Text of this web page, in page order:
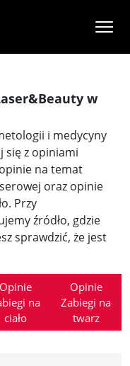
w
i medycyny
się z opiniami
na temat
oraz opinie
Przy
źródło, gdzie
sprawdzić, że jest
Opinie
na
ciało
Opinie
Zabiegi na
twarz